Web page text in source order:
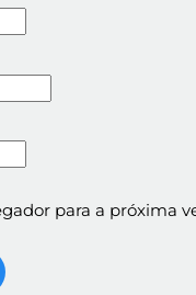
para a próxima